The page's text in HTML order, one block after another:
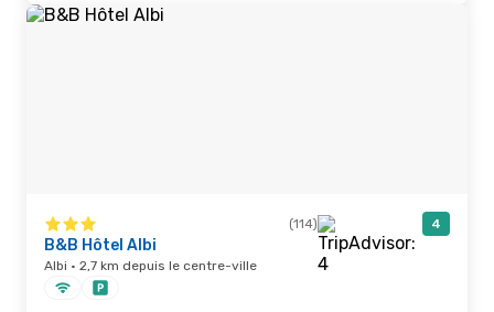
(114) 4
B&B Hôtel Albi
Albi · 2,7 km depuis le centre-ville